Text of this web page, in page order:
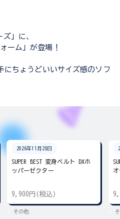
」に、
ーム」が登場！
にちょうどいいサイズ感のソフ
2026年11月28日
SUPER BEST 変身ベルト DXホ
ッパーゼクター
9,900円(税込)
その他